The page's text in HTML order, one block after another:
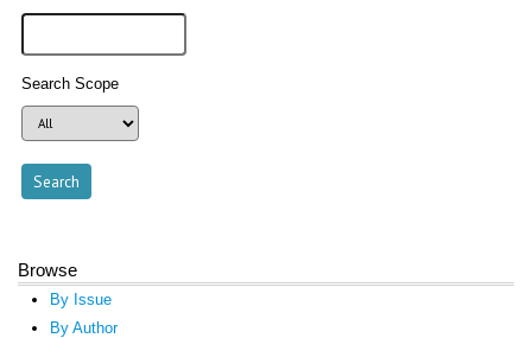
Search Scope
Browse
By Issue
By Author